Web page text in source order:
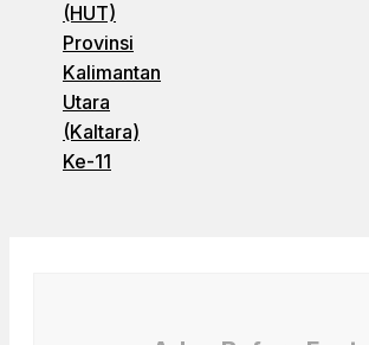
(HUT)
Provinsi
Kalimantan
Utara
(Kaltara)
Ke-11